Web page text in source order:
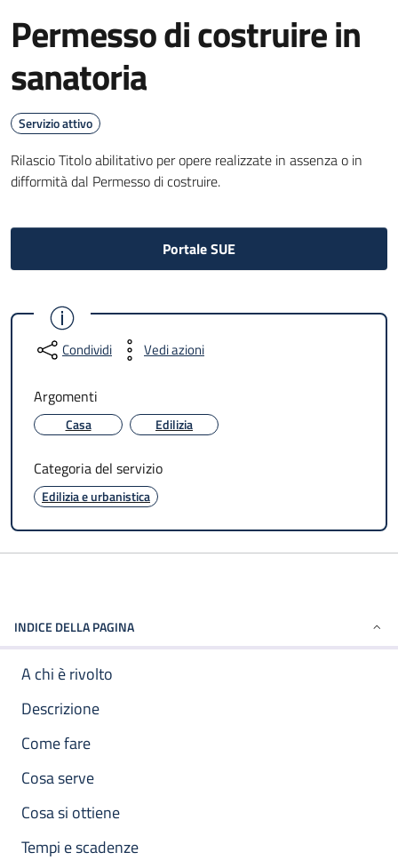
Permesso di costruire in
sanatoria
Servizio attivo
Rilascio Titolo abilitativo per opere realizzate in assenza o in
difformità dal Permesso di costruire.
Portale SUE
Condividi Vedi azioni
Argomenti
Casa Edilizia
Categoria del servizio
Edilizia e urbanistica
INDICE DELLA PAGINA
A chi è rivolto
Descrizione
Come fare
Cosa serve
Cosa si ottiene
Tempi e scadenze